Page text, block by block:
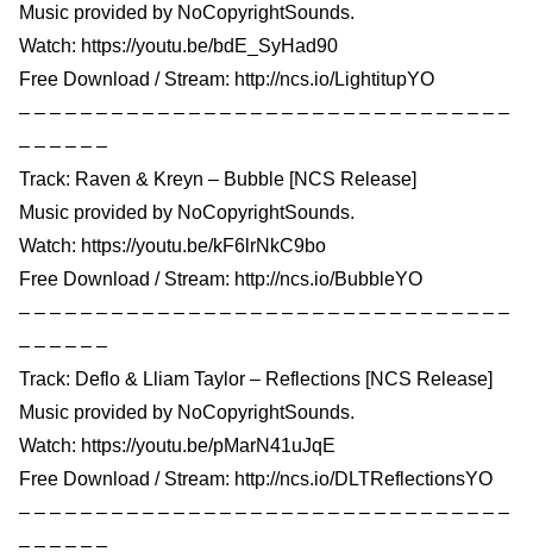
Music provided by NoCopyrightSounds.
Watch: https://youtu.be/bdE_SyHad90
Free Download / Stream: http://ncs.io/LightitupYO
– – – – – – – – – – – – – – – – – – – – – – – – – – – – – – – –
– – – – – –
Track: Raven & Kreyn – Bubble [NCS Release]
Music provided by NoCopyrightSounds.
Watch: https://youtu.be/kF6lrNkC9bo
Free Download / Stream: http://ncs.io/BubbleYO
– – – – – – – – – – – – – – – – – – – – – – – – – – – – – – – –
– – – – – –
Track: Deflo & Lliam Taylor – Reflections [NCS Release]
Music provided by NoCopyrightSounds.
Watch: https://youtu.be/pMarN41uJqE
Free Download / Stream: http://ncs.io/DLTReflectionsYO
– – – – – – – – – – – – – – – – – – – – – – – – – – – – – – – –
– – – – – –